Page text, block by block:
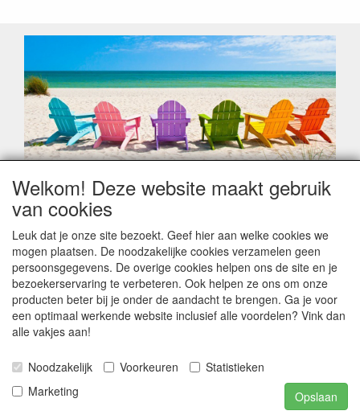
Geachte klant,
Zoals elk jaar zorgt de verlofperiode, naast een hoop
leveringsproblemen.
Sommige fabrikanten sluiten of werken met een
vakantiebezetting.
Bestellingen die vanaf +/- 15 juli geplaatst worden kunnen
hierdoor vertraging oplopen. Wanneer die voorradig is en alle
betalingsmodaliteiten zijn vervuld dan de bestelling verstuurd
worden. Indien deze nog terug moeten binnen komen dan is
Augustus stabiliseert zich dit dan wel en kunnen wij, meestal,
opnieuw vlot werken.
Bedankt voor uw begrip.
Welkom! Deze website maakt gebruik
van cookies
Leuk dat je onze site bezoekt. Geef hier aan welke cookies we
mogen plaatsen. De noodzakelijke cookies verzamelen geen
persoonsgegevens. De overige cookies helpen ons de site en je
bezoekerservaring te verbeteren. Ook helpen ze ons om onze
producten beter bij je onder de aandacht te brengen. Ga je voor
een optimaal werkende website inclusief alle voordelen? Vink dan
alle vakjes aan!
Noodzakelijk Voorkeuren
Statistieken
Marketing
Opslaan